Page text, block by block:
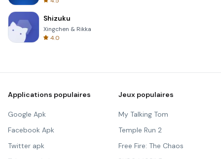
Shizuku
Xingchen & Rikka
4.0
Applications populaires
Google Apk
Facebook Apk
Twitter apk
Jeux populaires
My Talking Tom
Temple Run 2
Free Fire: The Chaos